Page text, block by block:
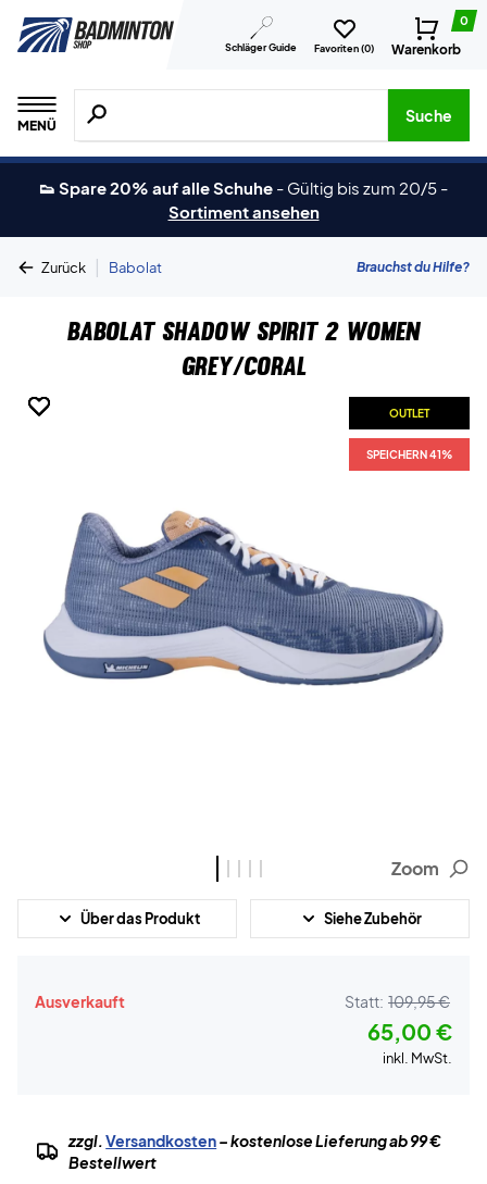
Schläger Guide Favoriten (0)
0
Warenkorb
MENÜ
Suche nach Produkten, Marken usw.
Suche
👟 Spare 20% auf alle Schuhe - Gültig bis zum 20/5 -
Sortiment ansehen
Zurück | Babolat Brauchst du Hilfe?
Babolat Shadow Spirit 2 Women
Grey/Coral
OUTLET
SPEICHERN 41%
OUTLET
SPEICHERN 41%
OUTLET
SPEICHERN 41%
OUTLET
SPEICHERN 41%
OUTLET
SPEICHERN 41%
Zoom
Über das Produkt Siehe Zubehör
Ausverkauft Statt: 109,95 €
65,00 €
inkl. MwSt.
zzgl.Versandkosten– kostenlose Lieferung ab 99 €
Bestellwert